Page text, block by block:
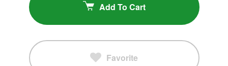
Add To Cart
Favorite